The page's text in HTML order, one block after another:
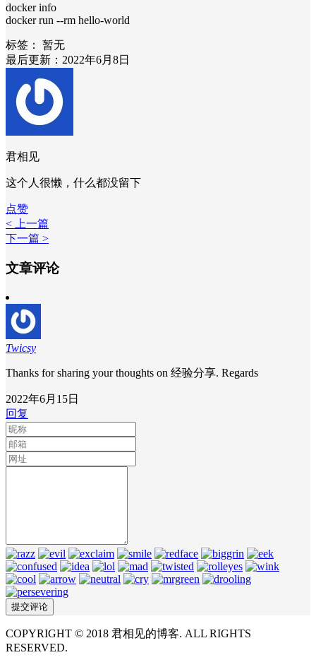
docker info
docker run --rm hello-world
标签：
暂无
最后更新：2022年6月8日
君相见
这个人很懒，什么都没留下
点赞
< 上一篇
下一篇 >
文章评论
Twicsy
Thanks for sharing your thoughts on 经验分享. Regards
2022年6月15日
回复
COPYRIGHT © 2018 君相见的博客. ALL RIGHTS
RESERVED.